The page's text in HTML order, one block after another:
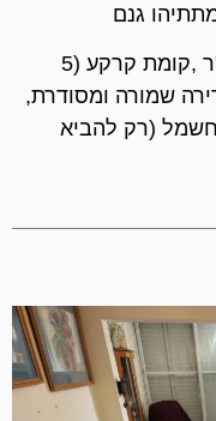
דירת 2.5 חדרים, (2 במקור), 55 מ"ר ,קומת קרקע (5
שמורה ומסודרת,
חשמל (רק להביא